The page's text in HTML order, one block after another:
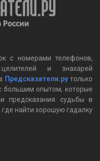
c номерами телефонов,
целителей и знахарей
Предсказатели.ру только
большим опытом, которые
предсказания судьбы в
найти хорошую гадалку